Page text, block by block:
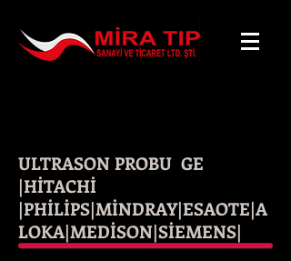
ULTRASON PROBU GE
|HİTACHİ
|PHİLİPS|MİNDRAY|ESAOTE|A
LOKA|MEDİSON|SİEMENS|